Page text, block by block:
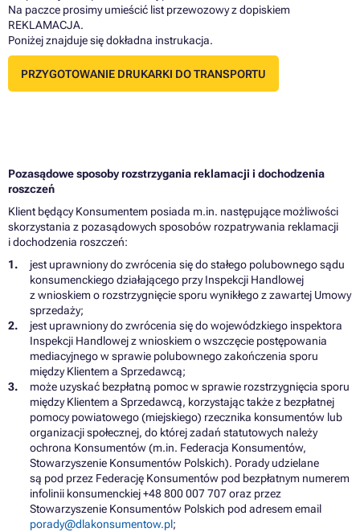
Na paczce prosimy umieścić list przewozowy z dopiskiem
REKLAMACJA.
Poniżej znajduje się dokładna instrukacja.
PRZYGOTOWANIE DRUKARKI DO TRANSPORTU
Pozasądowe sposoby rozstrzygania reklamacji i dochodzenia
roszczeń
Klient będący Konsumentem posiada m.in. następujące możliwości
skorzystania z pozasądowych sposobów rozpatrywania reklamacji
idochodzenia roszczeń:
jest uprawnionydozwrócenia siędostałego polubownego sądu
konsumenckiego działającego przy Inspekcji Handlowej
zwnioskiemo rozstrzygnięcie sporu wynikłegozzawartej Umowy
sprzedaży;
jest uprawnionydozwrócenia siędowojewódzkiego inspektora
Inspekcji Handlowejzwnioskiemowszczęcie postępowania
mediacyjnegowsprawie polubownego zakończenia sporu
między Klientema Sprzedawcą;
może uzyskać bezpłatną pomocwsprawie rozstrzygnięcia sporu
między Klientema Sprzedawcą, korzystając takżez bezpłatnej
pomocy powiatowego (miejskiego) rzecznika konsumentów lub
organizacji społecznej, do której zadań statutowych należy
ochrona Konsumentów (m.in. Federacja Konsumentów,
Stowarzyszenie Konsumentów Polskich). Porady udzielane
są pod przez Federację Konsumentów pod bezpłatnym numerem
infolinii konsumenckiej +48 800 007 707 oraz przez
Stowarzyszenie Konsumentów Polskich pod adresem email
porady@dlakonsumentow.pl;